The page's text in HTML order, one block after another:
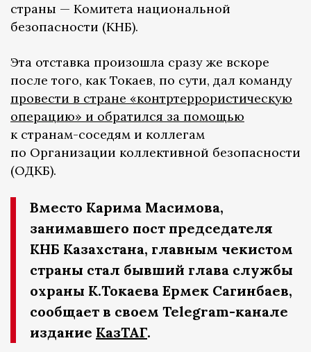
страны — Комитета национальной
безопасности (КНБ).
Эта отставка произошла сразу же вскоре
после того, как Токаев, по сути, дал команду
провести в стране «контртеррористическую
операцию» и обратился за помощью
к странам-соседям и коллегам
по Организации коллективной безопасности
(ОДКБ).
Вместо Карима Масимова,
занимавшего пост председателя
КНБ Казахстана, главным чекистом
страны стал бывший глава службы
охраны К.Токаева Ермек Сагинбаев,
сообщает в своем Telegram-канале
издание КазТАГ.